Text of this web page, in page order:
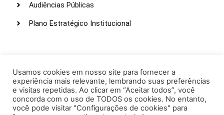
Audiências Públicas
Plano Estratégico Institucional
Webmail
Intranet
Administração
Usamos cookies em nosso site para fornecer a
experiência mais relevante, lembrando suas preferências
e visitas repetidas. Ao clicar em “Aceitar todos”, você
concorda com o uso de TODOS os cookies. No entanto,
você pode visitar "Configurações de cookies" para